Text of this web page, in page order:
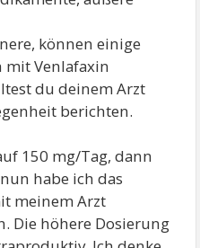
können einige
mit Venlafaxin
du deinem Arzt
berichten.
150 mg/Tag, dann
habe ich das
meinem Arzt
Die höhere Dosierung